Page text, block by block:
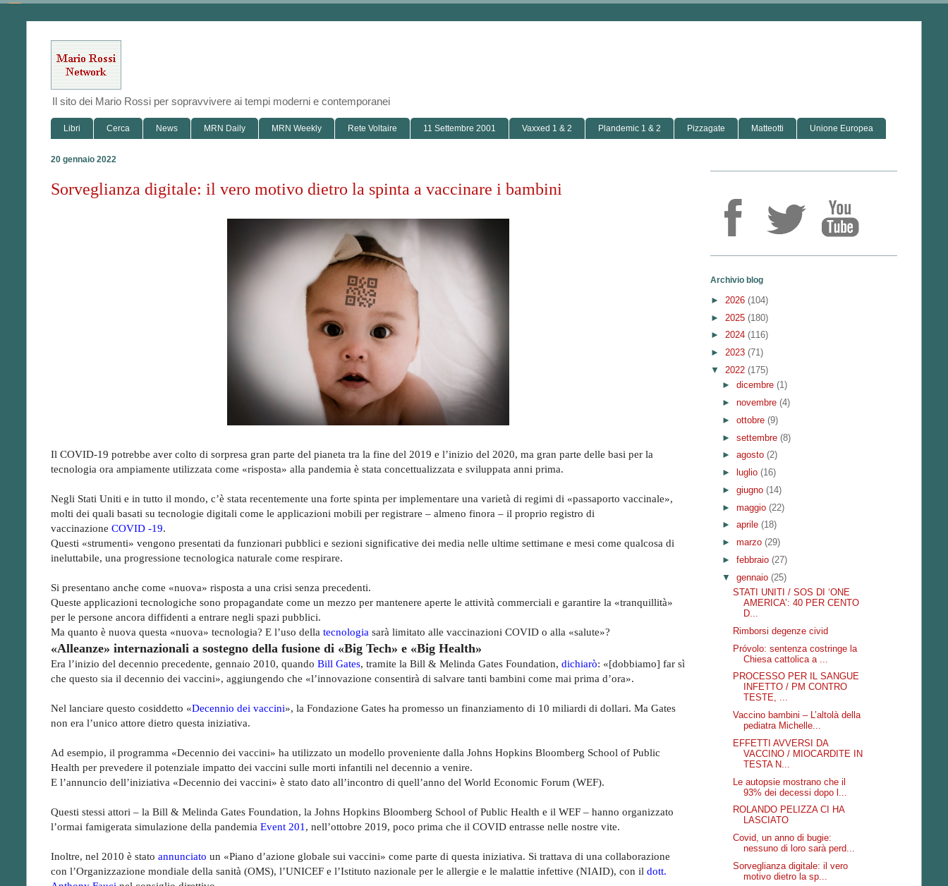
Il sito dei Mario Rossi per sopravvivere ai tempi moderni e contemporanei
Libri Cerca News MRN Daily MRN Weekly Rete Voltaire 11 Settembre 2001 Vaxxed 1 & 2 Plandemic 1 & 2 Pizzagate Matteotti Unione Europea
20 gennaio 2022
Sorveglianza digitale: il vero motivo dietro la spinta a vaccinare i bambini
Il COVID-19 potrebbe aver colto di sorpresa gran parte del pianeta tra la fine del 2019 e l’inizio del 2020, ma gran parte delle basi per la
tecnologia ora ampiamente utilizzata come «risposta» alla pandemia è stata concettualizzata e sviluppata anni prima.
Negli Stati Uniti e in tutto il mondo, c’è stata recentemente una forte spinta per implementare una varietà di regimi di «passaporto vaccinale»,
molti dei quali basati su tecnologie digitali come le applicazioni mobili per registrare – almeno finora – il proprio registro di
vaccinazione COVID -19.
Questi «strumenti» vengono presentati da funzionari pubblici e sezioni significative dei media nelle ultime settimane e mesi come qualcosa di
ineluttabile, una progressione tecnologica naturale come respirare.
Si presentano anche come «nuova» risposta a una crisi senza precedenti.
Queste applicazioni tecnologiche sono propagandate come un mezzo per mantenere aperte le attività commerciali e garantire la «tranquillità»
per le persone ancora diffidenti a entrare negli spazi pubblici.
Ma quanto è nuova questa «nuova» tecnologia? E l’uso della tecnologia sarà limitato alle vaccinazioni COVID o alla «salute»?
«Alleanze» internazionali a sostegno della fusione di «Big Tech» e «Big Health»
Era l’inizio del decennio precedente, gennaio 2010, quando Bill Gates, tramite la Bill & Melinda Gates Foundation, dichiarò: «[dobbiamo] far sì
che questo sia il decennio dei vaccini», aggiungendo che «l’innovazione consentirà di salvare tanti bambini come mai prima d’ora».
Nel lanciare questo cosiddetto «Decennio dei vaccini», la Fondazione Gates ha promesso un finanziamento di 10 miliardi di dollari. Ma Gates
non era l’unico attore dietro questa iniziativa.
Ad esempio, il programma «Decennio dei vaccini» ha utilizzato un modello proveniente dalla Johns Hopkins Bloomberg School of Public
Health per prevedere il potenziale impatto dei vaccini sulle morti infantili nel decennio a venire.
E l’annuncio dell’iniziativa «Decennio dei vaccini» è stato dato all’incontro di quell’anno del World Economic Forum (WEF).
Questi stessi attori – la Bill & Melinda Gates Foundation, la Johns Hopkins Bloomberg School of Public Health e il WEF – hanno organizzato
l’ormai famigerata simulazione della pandemia Event 201 , nell’ottobre 2019, poco prima che il COVID entrasse nelle nostre vite.
Inoltre, nel 2010 è stato annunciato un «Piano d’azione globale sui vaccini» come parte di questa iniziativa. Si trattava di una collaborazione
con l’Organizzazione mondiale della sanità (OMS), l’UNICEF e l’Istituto nazionale per le allergie e le malattie infettive (NIAID), con il dott.
Archivio blog
► 2026 (104)
► 2025 (180)
► 2024 (116)
► 2023 (71)
▼ 2022 (175)
► dicembre (1)
► novembre (4)
► ottobre (9)
► settembre (8)
► agosto (2)
►
luglio (16)
► giugno (14)
► maggio (22)
► aprile (18)
► marzo (29)
► febbraio (27)
▼ gennaio (25)
STATI UNITI / SOS DI ‘ONE
AMERICA’: 40 PER CENTO
D...
Rimborsi degenze civid
Próvolo: sentenza costringe la
Chiesa cattolica a ...
PROCESSO PER IL SANGUE
INFETTO / PM CONTRO
TESTE, ...
Vaccino bambini – L’altolà della
pediatra Michelle...
EFFETTI AVVERSI DA
VACCINO / MIOCARDITE IN
TESTA N...
Le autopsie mostrano che il
93% dei decessi dopo l...
ROLANDO PELIZZA CI HA
LASCIATO
Covid, un anno di bugie:
nessuno di loro sarà perd...
Sorveglianza digitale: il vero
motivo dietro la sp...